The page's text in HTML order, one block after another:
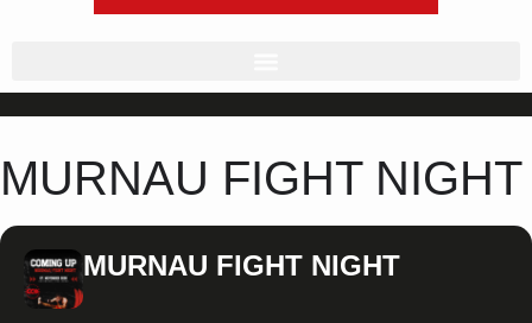
MURNAU FIGHT NIGHT
MURNAU FIGHT NIGHT